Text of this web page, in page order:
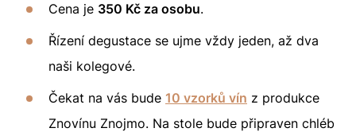
Cena je 350 Kč za osobu.
Řízení degustace se ujme vždy jeden, až dva
naši kolegové.
Čekat na vás bude 10 vzorků vín z produkce
Znovínu Znojmo. Na stole bude připraven chléb